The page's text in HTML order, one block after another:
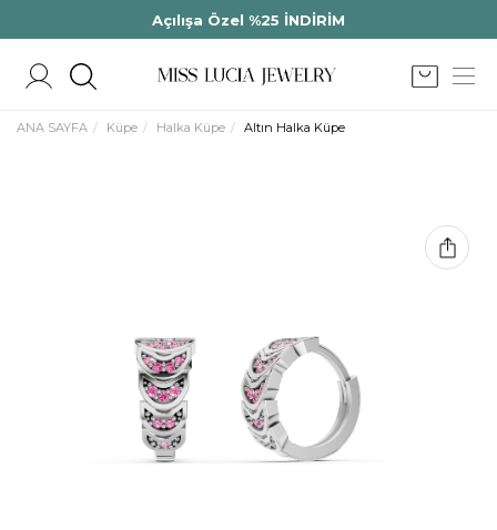
Açılışa Özel %25 İNDİRİM
ANA SAYFA Küpe Halka Küpe Altın Halka Küpe